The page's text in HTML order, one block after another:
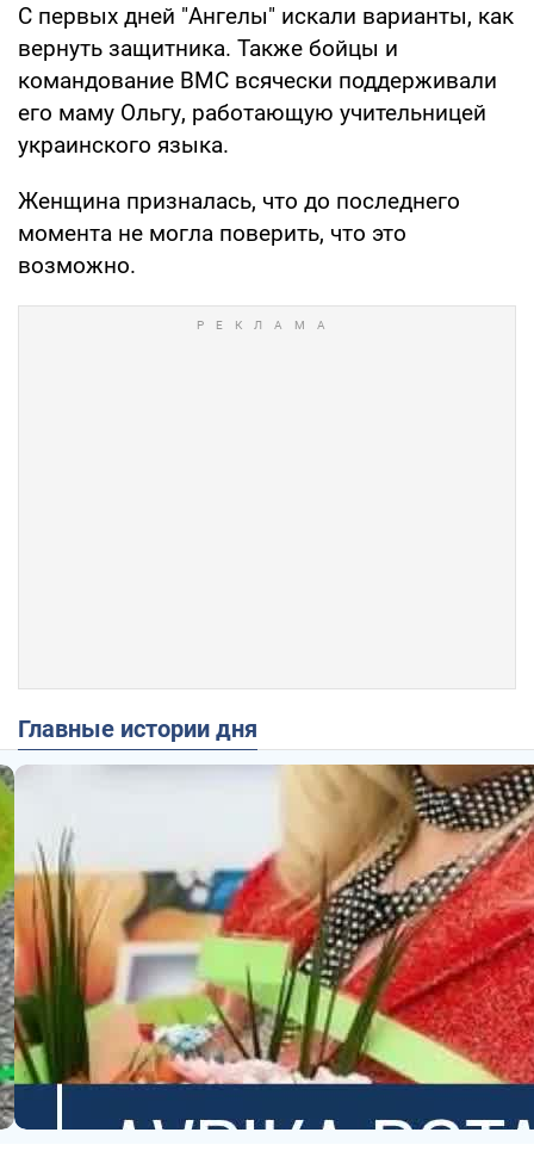
С первых дней "Ангелы" искали варианты, как
вернуть защитника. Также бойцы и
командование ВМС всячески поддерживали
его маму Ольгу, работающую учительницей
украинского языка.
Женщина призналась, что до последнего
момента не могла поверить, что это
возможно.
Главные истории дня